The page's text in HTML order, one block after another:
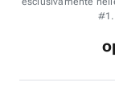
#1.